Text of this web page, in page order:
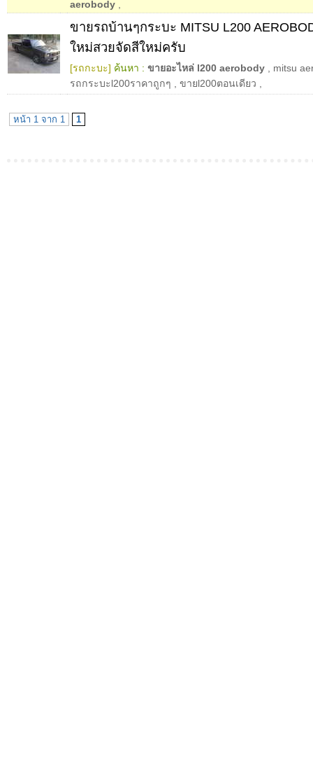
aerobody
ขายรถบ้านๆกระบะ MITSU L200
ใหม่สวยจัดสีใหม่ครับ
[รถกะบะ] ค้นหา : ขายอะไหล่ l200 aerobody
mitsu
รถกระบะl200ราคาถูกๆ
ขายl200ตอนเดียว
หน้า 1 จาก 1 1